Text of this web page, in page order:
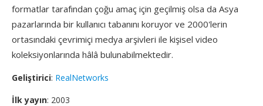
formatlar tarafından çoğu amaç için geçilmiş olsa da Asya
pazarlarında bir kullanıcı tabanını koruyor ve 2000'lerin
ortasındaki çevrimiçi medya arşivleri ile kişisel video
koleksiyonlarında hâlâ bulunabilmektedir.
Geliştirici: RealNetworks
İlk yayın: 2003